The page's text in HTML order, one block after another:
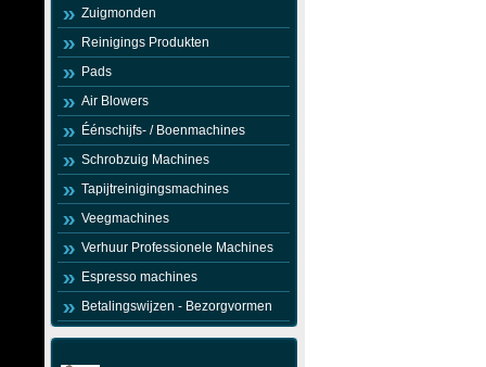
Zuigmonden
Reinigings Produkten
Pads
Air Blowers
Éénschijfs- / Boenmachines
Schrobzuig Machines
Tapijtreinigingsmachines
Veegmachines
Verhuur Professionele Machines
Espresso machines
Betalingswijzen - Bezorgvormen